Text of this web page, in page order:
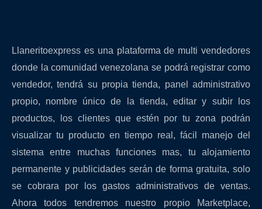
Llaneritoexpress es una plataforma de multi vendedores
donde la comunidad venezolana se podrá registrar como
vendedor, tendrá su propia tienda, panel administrativo
propio, nombre único de la tienda, editar y subir los
productos, los clientes que estén por tu zona podrán
visualizar tu producto en tiempo real, fácil manejo del
sistema entre muchas funciones mas, tu alojamiento
permanente y publicidades serán de forma gratuita, solo
se cobrara por los gastos administrativos de ventas.
Ahora todos tendremos nuestro propio Marketplace,